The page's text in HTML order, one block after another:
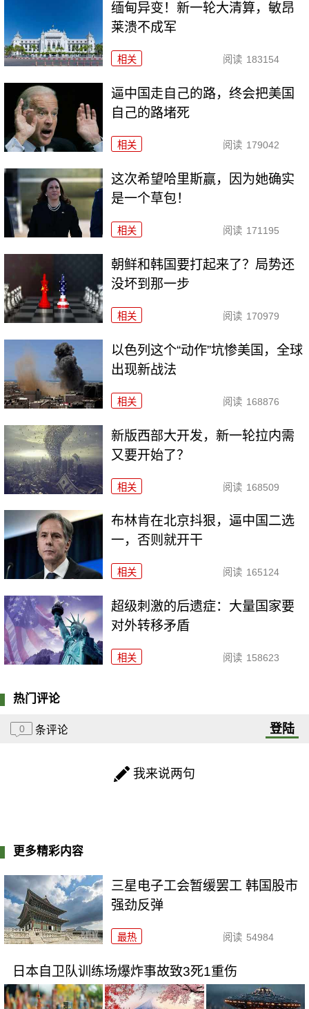
缅甸异变！新一轮大清算，敏昂
莱溃不成军
相关 阅读 183154
逼中国走自己的路，终会把美国
自己的路堵死
相关 阅读 179042
这次希望哈里斯赢，因为她确实
是一个草包！
相关 阅读 171195
朝鲜和韩国要打起来了？局势还
没坏到那一步
相关 阅读 170979
以色列这个“动作”坑惨美国，全球
出现新战法
相关 阅读 168876
新版西部大开发，新一轮拉内需
又要开始了？
相关 阅读 168509
布林肯在北京抖狠，逼中国二选
一，否则就开干
相关 阅读 165124
超级刺激的后遗症：大量国家要
对外转移矛盾
相关 阅读 158623
热门评论
0 条评论 登陆
我来说两句
更多精彩内容
三星电子工会暂缓罢工 韩国股市
强劲反弹
最热 阅读 54984
日本自卫队训练场爆炸事故致3死1重伤